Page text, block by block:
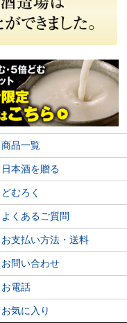
商品一覧
日本酒を贈る
どむろく
よくあるご質問
お支払い方法・送料
お問い合わせ
お電話
お気に入り